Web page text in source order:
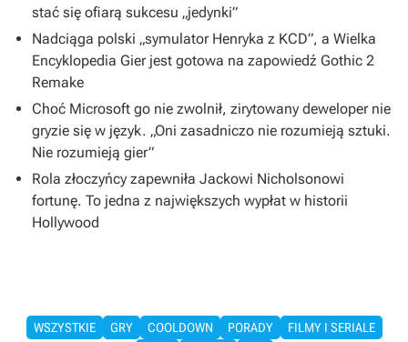
stać się ofiarą sukcesu „jedynki”
Nadciąga polski „symulator Henryka z KCD”, a Wielka
Encyklopedia Gier jest gotowa na zapowiedź Gothic 2
Remake
Choć Microsoft go nie zwolnił, zirytowany deweloper nie
gryzie się w język. „Oni zasadniczo nie rozumieją sztuki.
Nie rozumieją gier”
Rola złoczyńcy zapewniła Jackowi Nicholsonowi
fortunę. To jedna z największych wypłat w historii
Hollywood
WSZYSTKIE GRY COOLDOWN PORADY
FILMY I SERIALE